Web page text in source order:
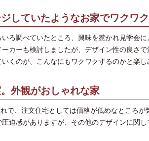
していたようなお家でワクワク
いろ調べていたところ、興味を惹かれ見学会
カーも検討しましたが、デザイン性の良さ
くのが、こんなにもワクワクするのかと楽し
外観がおしゃれな家
で、注文住宅としては価格が低めなところ
迫感がありますが、その他のデザインに関